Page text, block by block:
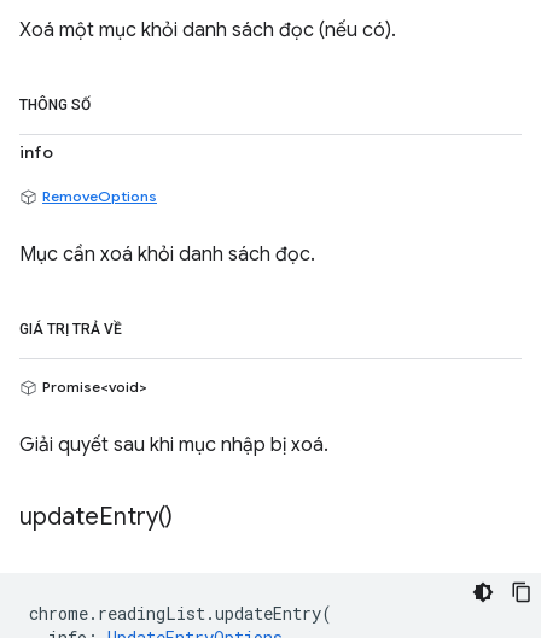
Xoá một mục khỏi danh sách đọc (nếu có).
THÔNG SỐ
info
RemoveOptions
Mục cần xoá khỏi danh sách đọc.
GIÁ TRỊ TRẢ VỀ
Promise<void>
Giải quyết sau khi mục nhập bị xoá.
updateEntry()
chrome. readingList .updateEntry(